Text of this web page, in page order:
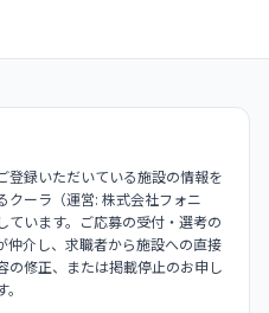
登録いただいている施設の情報を
クーラ（運営: 株式会社フォニ
ています。ご応募の受付・選考の
仲介し、求職者から施設への直接
の修正、または掲載停止のお申し